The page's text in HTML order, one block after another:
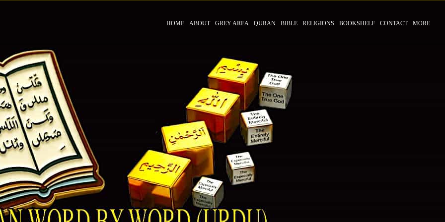
HOME ABOUT GREY AREA QURAN BIBLE RELIGIONS BOOKSHELF CONTACT MORE